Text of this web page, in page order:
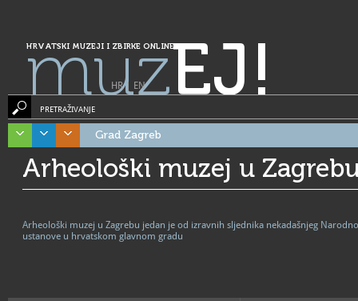
HRVATSKI MUZEJI I ZBIRKE ONLINE
muzEJ!
HR| EN
PRETRAŽIVANJE
Grad Zagreb
Arheološki muzej u
Arheološki muzej u Zagrebu jedan je od izravnih sljednika nekadašnjeg
ustanove u hrvatskom glavnom gradu